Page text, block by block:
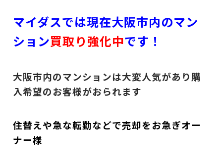
マイダスでは現在大阪市内のマン
ション買取り強化中です！
大阪市内のマンションは大変人気があり購
入希望のお客様がおられます
住替えや急な転勤などで売却をお急ぎオー
ナー様